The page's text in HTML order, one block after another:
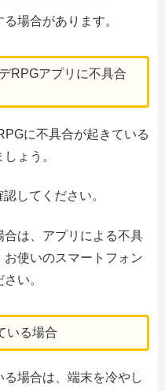
場合があります。
RPGアプリに不具合
に不具合が起きている
ょう。
してください。
は、アプリによる不具
使いのスマートフォン
い。
いる場合
場合は、端末を冷やし